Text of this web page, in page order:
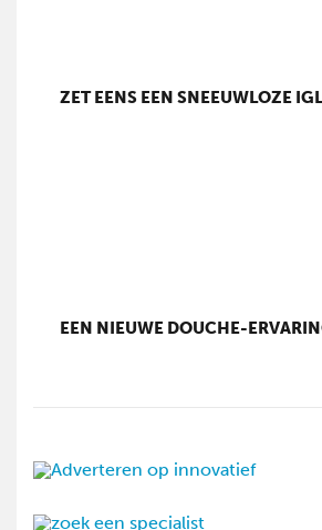
ZET EENS EEN SNEEUWLOZE
EEN NIEUWE DOUCHE-